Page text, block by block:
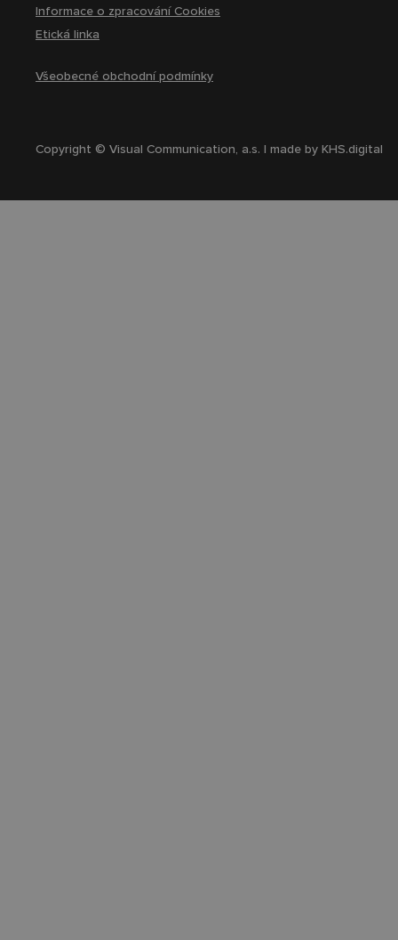
Informace o zpracování Cookies
Etická linka
Všeobecné obchodní podmínky
Copyright © Visual Communication, a.s. | made byKHS.digital